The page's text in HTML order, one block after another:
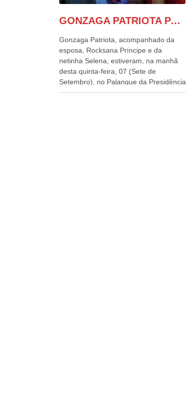
GONZAGA PATRIOTA PARTICIPA DO DESFILE DA INDEPENDÊNCIA NO PALANQUE DA PRESIDÊNCIA DA REPÚBLICA E É ABRAÇADO POR LULA E POR GERALDO ALCKMIN.
Gonzaga Patriota, acompanhado da
esposa, Rocksana Príncipe e da
netinha Selena, estiveram, na manhã
desta quinta-feira, 07 (Sete de
Setembro), no Palanque da Presidência
da República, onde foram abraçados